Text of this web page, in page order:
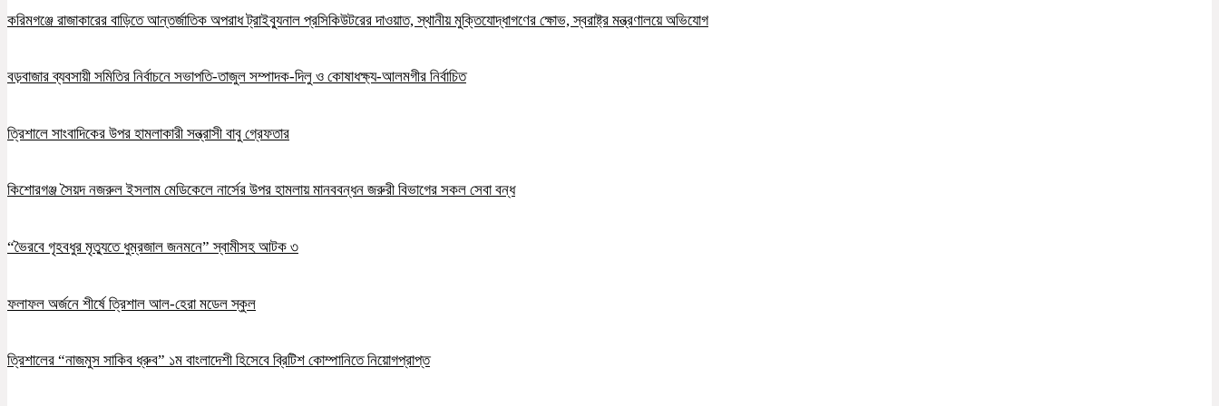
করিমগঞ্জে রাজাকারের বাড়িতে আন্তর্জাতিক অপরাধ ট্রাইব্যুনাল প্রসিকিউটরের দাওয়াত, স্থানীয় মুক্তিযোদ্ধাগণের ক্ষোভ, স্বরাষ্ট্র মন্ত্রণালয়ে অভিযোগ
বড়বাজার ব্যবসায়ী সমিতির নির্বাচনে সভাপতি-তাজুল সম্পাদক-দিলু ও কোষাধক্ষ্য-আলমগীর নির্বাচিত
ত্রিশালে সাংবাদিকের উপর হামলাকারী সন্ত্রাসী বাবু গ্রেফতার
কিশোরগঞ্জ সৈয়দ নজরুল ইসলাম মেডিকেলে নার্সের উপর হামলায় মানববন্ধন জরুরী বিভাগের সকল সেবা বন্ধ
“ভৈরবে গৃহবধুর মৃত্যুতে ধুম্রজাল জনমনে” স্বামীসহ আটক ৩
ফলাফল অর্জনে শীর্ষে ত্রিশাল আল-হেরা মডেল স্কুল
ত্রিশালের “নাজমুস সাকিব ধ্রুব” ১ম বাংলাদেশী হিসেবে ব্রিটিশ কোম্পানিতে নিয়োগপ্রাপ্ত